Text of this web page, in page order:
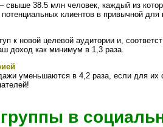
свыше 38.5 млн человек, каждый из
клиентов в привычной для
к новой целевой аудитории и,
доход как минимум в 1,3 раза.
уменьшаются в 4,2 раза, если для
в